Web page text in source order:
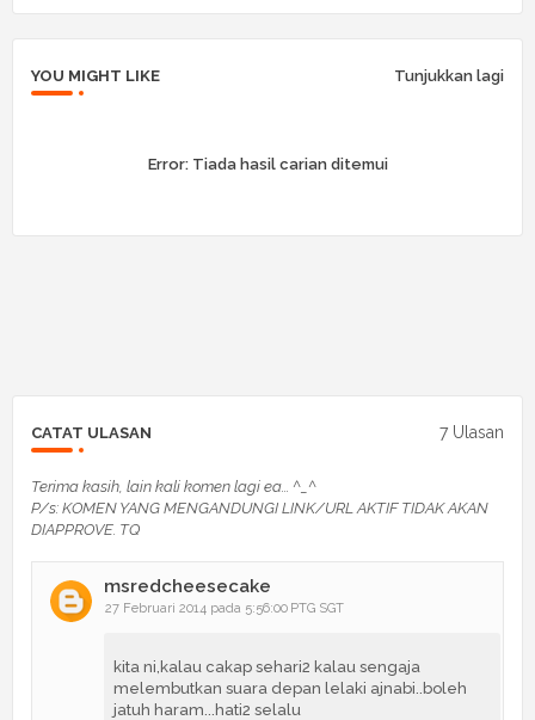
YOU MIGHT LIKE Tunjukkan lagi
Error:Tiada hasil carian ditemui
CATAT ULASAN 7 Ulasan
Terima kasih, lain kali komen lagi ea... ^_^
P/s: KOMEN YANG MENGANDUNGI LINK/URL AKTIF TIDAK AKAN
DIAPPROVE. TQ
msredcheesecake
27 Februari 2014 pada 5:56:00 PTG SGT
kita ni,kalau cakap sehari2 kalau sengaja
melembutkan suara depan lelaki ajnabi..boleh
jatuh haram...hati2 selalu